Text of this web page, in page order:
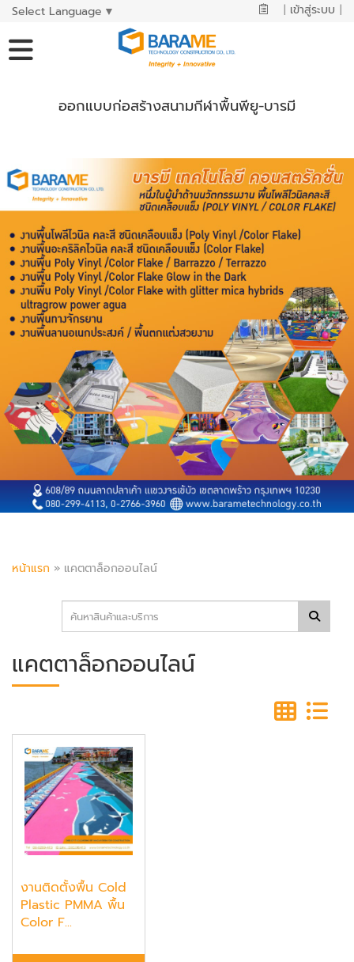
Select Language ▼ | เข้าสู่ระบบ |
ออกแบบก่อสร้างสนามกีฬาพื้นพียู-บารมี
หน้าแรก » แคตตาล็อกออนไลน์
แคตตาล็อกออนไลน์
งานติดตั้งพื้น Cold
Plastic PMMA พื้น
Color F...